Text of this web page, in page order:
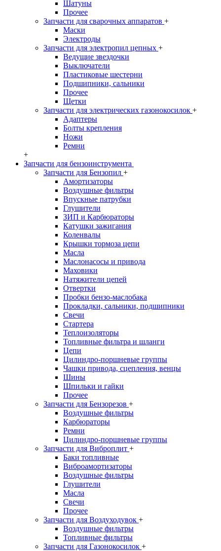
Шатуны
Прочее
Запчасти для сварочных аппаратов +
Маски
Электроды
Запчасти для электропил цепных +
Ведущие звездочки
Выключатели
Пластиковые шестерни
Подшипники, сальники
Прочее
Щетки
Запчасти для электрических газонокосилок +
Адаптеры
Болты крепления
Ножи
Ремни
+
Запчасти для бензоинструмента
Запчасти для Бензопил +
Амортизаторы
Воздушные фильтры
Впускные патрубки
Глушители
ЗИП и Карбюраторы
Катушки зажигания
Коленвалы
Крышки тормоза цепи
Масла
Маслонасосы и привода
Маховики
Натяжители цепей
Отвертки
Пробки бензо-маслобака
Прокладки, сальники, подшипники
Свечи
Стартера
Теплоизоляторы
Топливные фильтра и шланги
Цепи
Цилиндро-поршневые группы
Чашки привода, сцепления, венцы
Шины
Шпильки и гайки
Прочее
Запчасти для Бензорезов +
Воздушные фильтры
Карбюраторы
Ремни
Цилиндро-поршневые группы
Запчасти для Виброплит +
Баки топливные
Виброамортизаторы
Воздушные фильтры
Глушители
Масла
Свечи
Прочее
Запчасти для Воздуходувок +
Воздушные фильтры
Топливные фильтры
Запчасти для Газонокосилок +